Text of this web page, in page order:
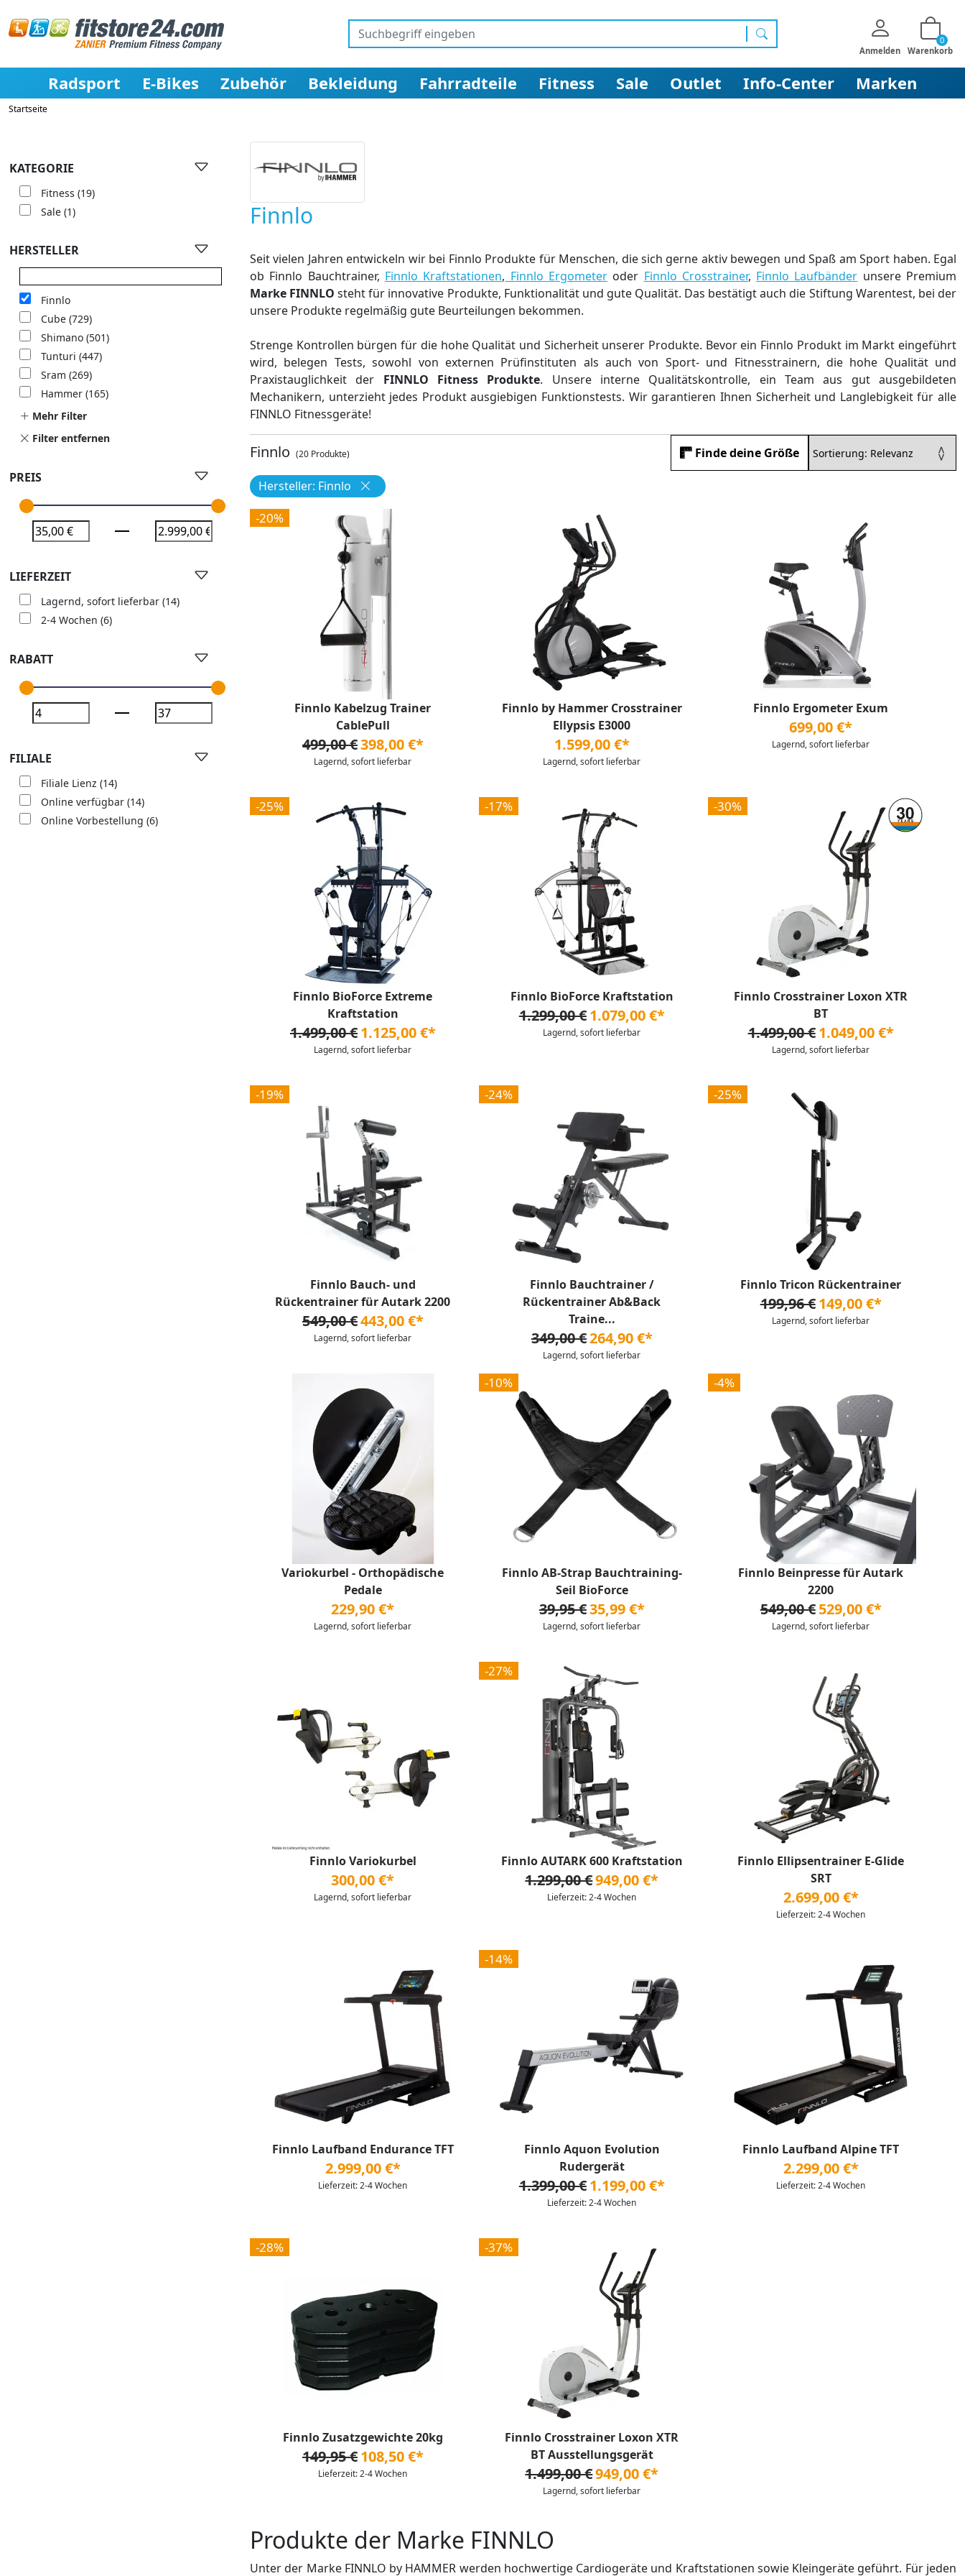
Suchen Anmelden Warenkorb
0
Radsport E-Bikes Zubehör Bekleidung Fahrradteile Fitness Sale Outlet Info-Center Marken
Startseite
KATEGORIE
Fitness (19)
Sale (1)
HERSTELLER
Finnlo
Cube (729)
Shimano (501)
Tunturi (447)
Sram (269)
Hammer (165)
Mehr Filter
Filter entfernen
PREIS
LIEFERZEIT
Lagernd, sofort lieferbar (14)
2-4 Wochen (6)
RABATT
FILIALE
Filiale Lienz (14)
Online verfügbar (14)
Online Vorbestellung (6)
Finnlo
Seit vielen Jahren entwickeln wir bei Finnlo Produkte für Menschen, die sich gerne aktiv bewegen und Spaß am Sport haben. Egal
ob Finnlo Bauchtrainer, Finnlo Kraftstationen, Finnlo Ergometeroder Finnlo Crosstrainer, Finnlo Laufbänder unsere Premium
Marke FINNLO steht für innovative Produkte, Funktionalität und gute Qualität. Das bestätigt auch die Stiftung Warentest, bei der
unsere Produkte regelmäßig gute Beurteilungen bekommen.
Strenge Kontrollen bürgen für die hohe Qualität und Sicherheit unserer Produkte. Bevor ein Finnlo Produkt im Markt eingeführt
wird, belegen Tests, sowohl von externen Prüfinstituten als auch von Sport- und Fitnesstrainern, die hohe Qualität und
Praxistauglichkeit der FINNLO Fitness Produkte. Unsere interne Qualitätskontrolle, ein Team aus gut ausgebildeten
Mechanikern, unterzieht jedes Produkt ausgiebigen Funktionstests. Wir garantieren Ihnen Sicherheit und Langlebigkeit für alle
FINNLO Fitnessgeräte!
Finnlo (20 Produkte)
Hersteller: Finnlo
Finde deine Größe
-20%
Finnlo Kabelzug Trainer
CablePull
499,00 €398,00 €*
Lagernd, sofort lieferbar
Finnlo by Hammer Crosstrainer
Ellypsis E3000
1.599,00 €*
Lagernd, sofort lieferbar
Finnlo Ergometer Exum
699,00 €*
Lagernd, sofort lieferbar
-25%
Finnlo BioForce Extreme
Kraftstation
1.499,00 €1.125,00 €*
Lagernd, sofort lieferbar
-17%
Finnlo BioForce Kraftstation
1.299,00 €1.079,00 €*
Lagernd, sofort lieferbar
-30%
Finnlo Crosstrainer Loxon XTR
BT
1.499,00 €1.049,00 €*
Lagernd, sofort lieferbar
-19%
Finnlo Bauch- und
Rückentrainer für Autark 2200
549,00 €443,00 €*
Lagernd, sofort lieferbar
-24%
Finnlo Bauchtrainer /
Rückentrainer Ab&Back
Traine...
349,00 €264,90 €*
Lagernd, sofort lieferbar
-25%
Finnlo Tricon Rückentrainer
199,96 €149,00 €*
Lagernd, sofort lieferbar
Variokurbel - Orthopädische
Pedale
229,90 €*
Lagernd, sofort lieferbar
-10%
Finnlo AB-Strap Bauchtraining-
Seil BioForce
39,95 €35,99 €*
Lagernd, sofort lieferbar
-4%
Finnlo Beinpresse für Autark
2200
549,00 €529,00 €*
Lagernd, sofort lieferbar
Finnlo Variokurbel
300,00 €*
Lagernd, sofort lieferbar
-27%
Finnlo AUTARK 600 Kraftstation
1.299,00 €949,00 €*
Lieferzeit: 2-4 Wochen
Finnlo Ellipsentrainer E-Glide
SRT
2.699,00 €*
Lieferzeit: 2-4 Wochen
Finnlo Laufband Endurance TFT
2.999,00 €*
Lieferzeit: 2-4 Wochen
-14%
Finnlo Aquon Evolution
Rudergerät
1.399,00 €1.199,00 €*
Lieferzeit: 2-4 Wochen
Finnlo Laufband Alpine TFT
2.299,00 €*
Lieferzeit: 2-4 Wochen
-28%
Finnlo Zusatzgewichte 20kg
149,95 €108,50 €*
Lieferzeit: 2-4 Wochen
-37%
Finnlo Crosstrainer Loxon XTR
BT Ausstellungsgerät
1.499,00 €949,00 €*
Lagernd, sofort lieferbar
Produkte der Marke FINNLO
Unter der Marke FINNLO by HAMMER werden hochwertige Cardiogeräte und Kraftstationen sowie Kleingeräte geführt. Für jeden